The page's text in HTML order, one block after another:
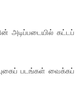
அடிப்படையில் கட்டப்
படங்கள் வைக்கப்